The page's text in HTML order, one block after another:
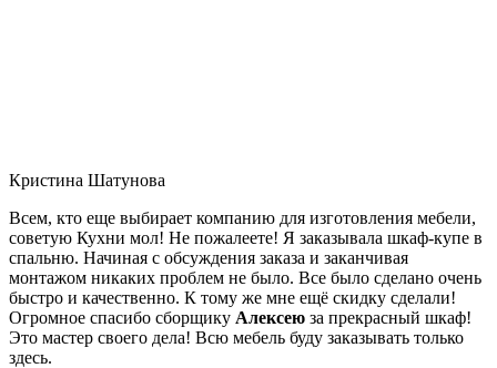
Кристина Шатунова
Всем, кто еще выбирает компанию для изготовления мебели,
советую Кухни мол! Не пожалеете! Я заказывала шкаф-купе в
спальню. Начиная с обсуждения заказа и заканчивая
монтажом никаких проблем не было. Все было сделано очень
быстро и качественно. К тому же мне ещё скидку сделали!
Огромное спасибо сборщику Алексею за прекрасный шкаф!
Это мастер своего дела! Всю мебель буду заказывать только
здесь.